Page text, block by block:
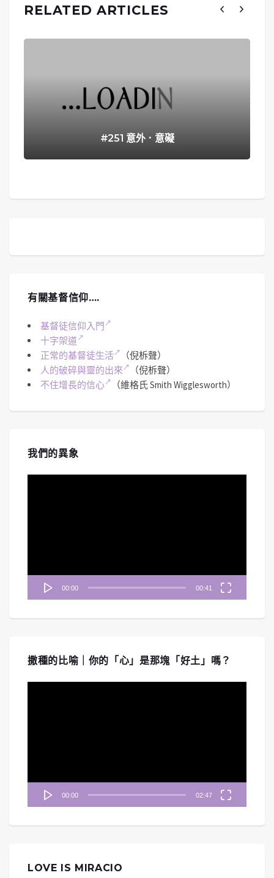
RELATED ARTICLES
#251 意外．意礙
有關基督信仰….
基督徒信仰入門
十字架道
正常的基督徒生活
（倪柝聲）
人的破碎與靈的出來
（倪柝聲）
不住增長的信心
（維格氏 Smith Wigglesworth）
我們的異象
00:00 00:41
撒種的比喻｜你的「心」是那塊「好土」嗎？
00:00 02:47
LOVE IS MIRACIO